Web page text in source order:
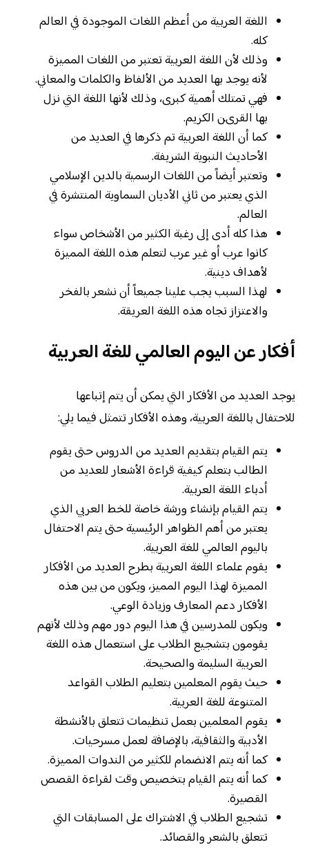
اللغة العربية من أعظم اللغات الموجودة في العالم
كله.
وذلك لأن اللغة العربية تعتبر من اللغات المميزة
لأنه يوجد بها العديد من الألفاظ والكلمات والمعاني.
فهي تمتلك أهمية كبرى، وذلك لأنها اللغة التي نزل
بها القرىن الكريم.
كما أن اللغة العربية تم ذكرها في العديد من
الأحاديث النبوية الشريفة.
وتعتبر أيضاً من اللغات الرسمية بالدين الإسلامي
الذي يعتبر من ثاني الأديان السماوية المنتشرة في
العالم.
هذا كله أدى إلى رغبة الكثير من الأشخاص سواء
كانوا عرب أو غير عرب لتعلم هذه اللغة المميزة
لأهداف دينية.
لهذا السبب يجب علينا جميعاً أن نشعر بالفخر
والاعتزاز تجاه هذه اللغة العريقة.
أفكار عن اليوم العالمي للغة العربية
يوجد العديد من الأفكار التي يمكن أن يتم إتباعها
للاحتفال باللغة العربية، وهذه الأفكار تتمثل فيما يلي:
يتم القيام بتقديم العديد من الدروس حتى يقوم
الطالب بتعلم كيفية قراءة الأشعار للعديد من
أدباء اللغة العربية.
يتم القيام بإنشاء ورشة خاصة للخط العربي الذي
يعتبر من أهم الظواهر الرئيسية حتى يتم الاحتفال
باليوم العالمي للغة العربية.
يقوم علماء اللغة العربية بطرح العديد من الأفكار
المميزة لهذا اليوم المميز، ويكون من بين هذه
الأفكار دعم المعارف وزيادة الوعي.
ويكون للمدرسين في هذا اليوم دور مهم وذلك لأنهم
يقومون بتشجيع الطلاب على استعمال هذه اللغة
العربية السليمة والصحيحة.
حيث يقوم المعلمين بتعليم الطلاب القواعد
المتنوعة للغة العربية.
يقوم المعلمين بعمل تنظيمات تتعلق بالأنشطة
الأدبية والثقافية، بالإضافة لعمل مسرحيات.
كما أنه يتم الانضمام للكثير من الندوات المميزة.
كما أنه يتم القيام بتخصيص وقت لقراءة القصص
القصيرة.
تشجيع الطلاب في الاشتراك على المسابقات التي
تتعلق بالشعر والقصائد.